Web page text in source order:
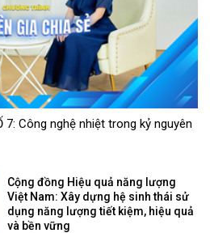
7: Công nghệ nhiệt trong kỷ nguyên
Cộng đồng Hiệu quả năng lượng
Việt Nam: Xây dựng hệ sinh thái sử
dụng năng lượng tiết kiệm, hiệu quả
và bền vững